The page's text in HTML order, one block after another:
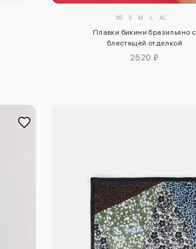
XS S M L XL
Плавки бикини бразильяно с
блестящей отделкой
2520 ₽